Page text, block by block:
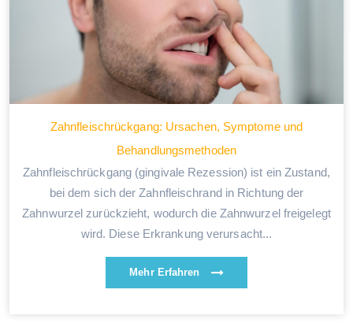
Zahnfleischrückgang: Ursachen, Symptome und
Behandlungsmethoden
Zahnfleischrückgang (gingivale Rezession) ist ein Zustand,
bei dem sich der Zahnfleischrand in Richtung der
Zahnwurzel zurückzieht, wodurch die Zahnwurzel freigelegt
wird. Diese Erkrankung verursacht...
Mehr Erfahren